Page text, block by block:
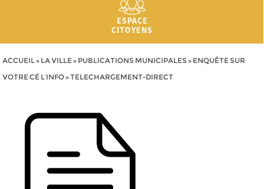
ESPACE
CITOYENS
ACCUEIL» LA VILLE» PUBLICATIONS MUNICIPALES» ENQUÊTE SUR
VOTRE CÉ L’INFO»TELECHARGEMENT-DIRECT